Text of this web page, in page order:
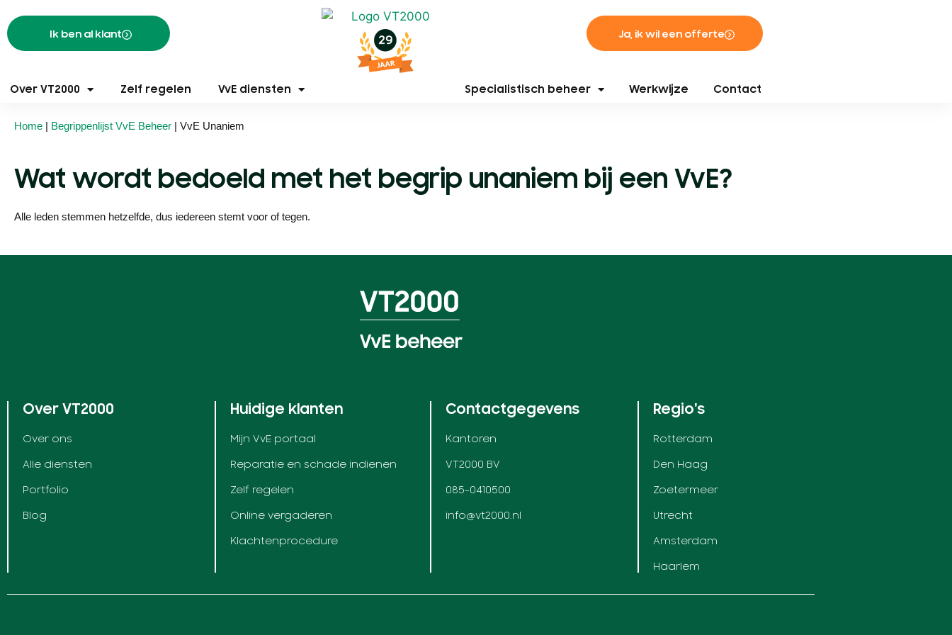
Ik ben al klant
Over VT2000 Zelf regelen VvE diensten
Ja, ik wil een offerte
Specialistisch beheer Werkwijze Contact
Home | Begrippenlijst VvE Beheer | VvE Unaniem
Wat wordt bedoeld met het begrip unaniem bij een VvE?
Alle leden stemmen hetzelfde, dus iedereen stemt voor of tegen.
Over VT2000
Over ons
Alle diensten
Portfolio
Blog
Huidige klanten
Mijn VvE portaal
Reparatie en schade indienen
Zelf regelen
Online vergaderen
Klachtenprocedure
Contactgegevens
Kantoren
VT2000 BV
085-0410500
info@vt2000.nl
Regio's
Rotterdam
Den Haag
Zoetermeer
Utrecht
Amsterdam
Haarlem